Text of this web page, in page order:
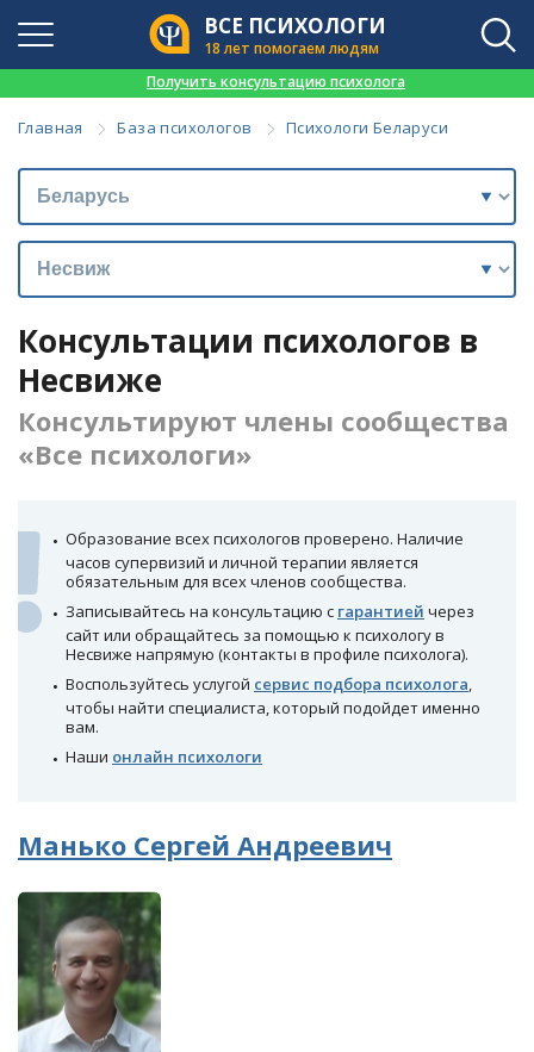
ВСЕ ПСИХОЛОГИ
18 лет помогаем людям
Получить консультацию психолога
Главная База психологов Психологи Беларуси
Консультации психологов в
Несвиже
Консультируют члены сообщества
«Все психологи»
Образование всех психологов проверено. Наличие
часов супервизий и личной терапии является
обязательным для всех членов сообщества.
Записывайтесь на консультацию с гарантией через
сайт или обращайтесь за помощью к психологу в
Несвиже напрямую (контакты в профиле психолога).
Воспользуйтесь услугой сервис подбора психолога,
чтобы найти специалиста, который подойдет именно
вам.
Наши онлайн психологи
Манько Сергей Андреевич